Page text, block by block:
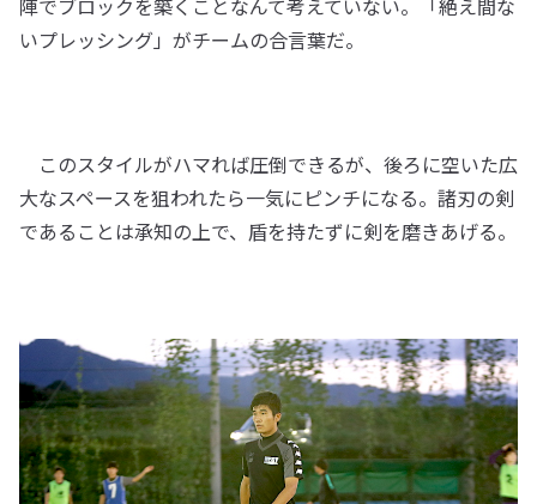
いプレッシング」がチームの合言葉だ。
このスタイルがハマれば圧倒できるが、後ろに空いた広
大なスペースを狙われたら一気にピンチになる。諸刃の剣
であることは承知の上で、盾を持たずに剣を磨きあげる。